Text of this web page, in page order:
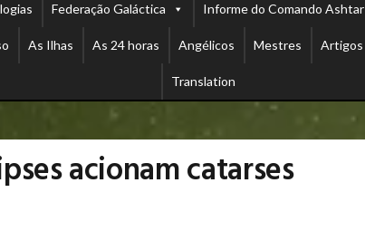
Federação Galáctica Informe do Comando Ashtar
As Ilhas As 24 horas Angélicos Mestres Artigos
Translation
acionam catarses